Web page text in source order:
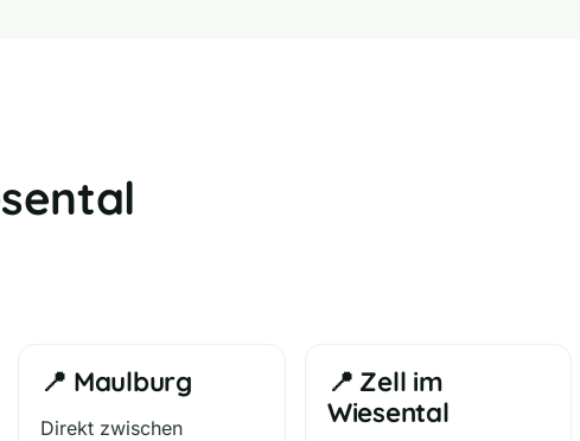
📍 Maulburg
Direkt zwischen
📍 Zell im
Wiesental